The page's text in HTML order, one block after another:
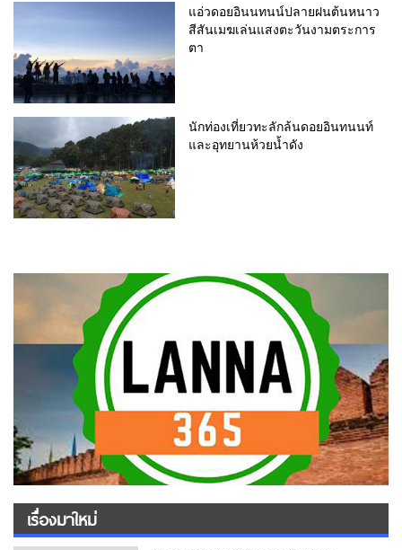
แอ่วดอยอินนทนน์ปลายฝนต้นหนาว
สีสันเมฆเล่นแสงตะวันงามตระการ
ตา
นักท่องเที่ยวทะลักล้นดอยอินทนนท์
และอุทยานห้วยน้ำดัง
เรื่องมาใหม่